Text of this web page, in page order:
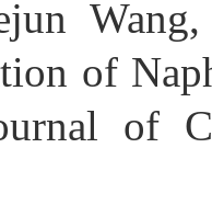
of
of